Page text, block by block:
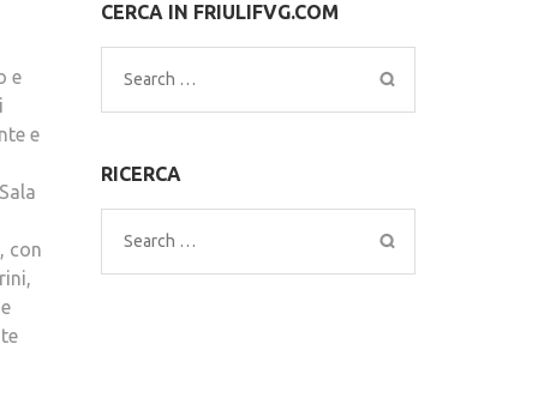
e
e
con
CERCA IN FRIULIFVG.COM
Search
for:
RICERCA
Search
for: